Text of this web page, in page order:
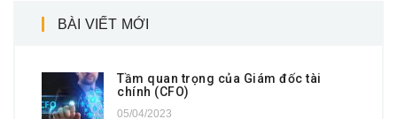
BÀI VIẾT MỚI
Tầm quan trọng của Giám đốc tài
chính (CFO)
05/04/2023